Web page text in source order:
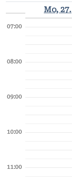
Mo, 27.
07:00
08:00
09:00
10:00
11:00